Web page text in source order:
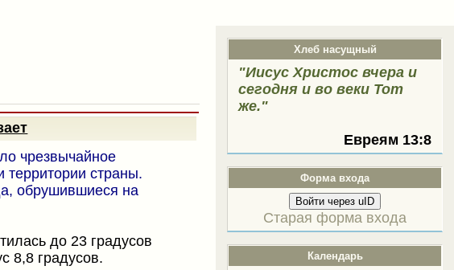
Хлеб насущный
"Иисус Христос вчера и
сегодня и во веки Тот
же."
Евреям 13:8
Форма входа
Войти через uID
Старая форма входа
Календарь
чрезвычайное
страны.
обрушившиеся на
до 23 градусов
8,8 градусов.